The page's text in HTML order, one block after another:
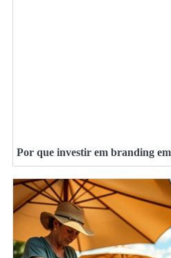
Por que investir em branding